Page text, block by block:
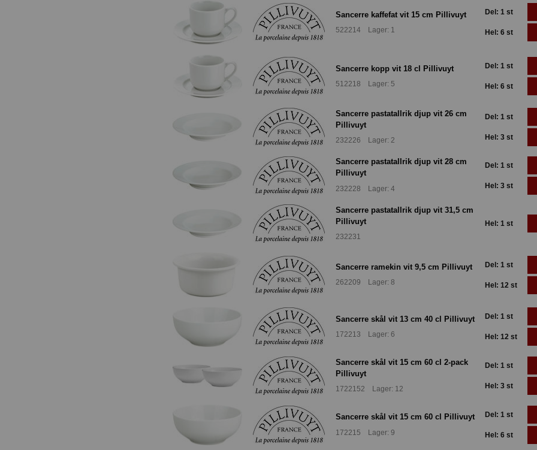
Sancerre kaffefat vit 15 cm Pillivuyt
522214 Lager: 1
Del: 1 st
Hel: 6 st
Sancerre kopp vit 18 cl Pillivuyt
512218 Lager: 5
Del: 1 st
Hel: 6 st
Sancerre pastatallrik djup vit 26 cm
Pillivuyt
232226 Lager: 2
Del: 1 st
Hel: 3 st
Sancerre pastatallrik djup vit 28 cm
Pillivuyt
232228 Lager: 4
Del: 1 st
Hel: 3 st
Sancerre pastatallrik djup vit 31,5 cm
Pillivuyt
232231
Hel: 1 st
Sancerre ramekin vit 9,5 cm Pillivuyt
262209 Lager: 8
Del: 1 st
Hel: 12 st
Sancerre skål vit 13 cm 40 cl Pillivuyt
172213 Lager: 6
Del: 1 st
Hel: 12 st
Sancerre skål vit 15 cm 60 cl 2-pack
Pillivuyt
1722152 Lager: 12
Del: 1 st
Hel: 3 st
Sancerre skål vit 15 cm 60 cl Pillivuyt
172215 Lager: 9
Del: 1 st
Hel: 6 st